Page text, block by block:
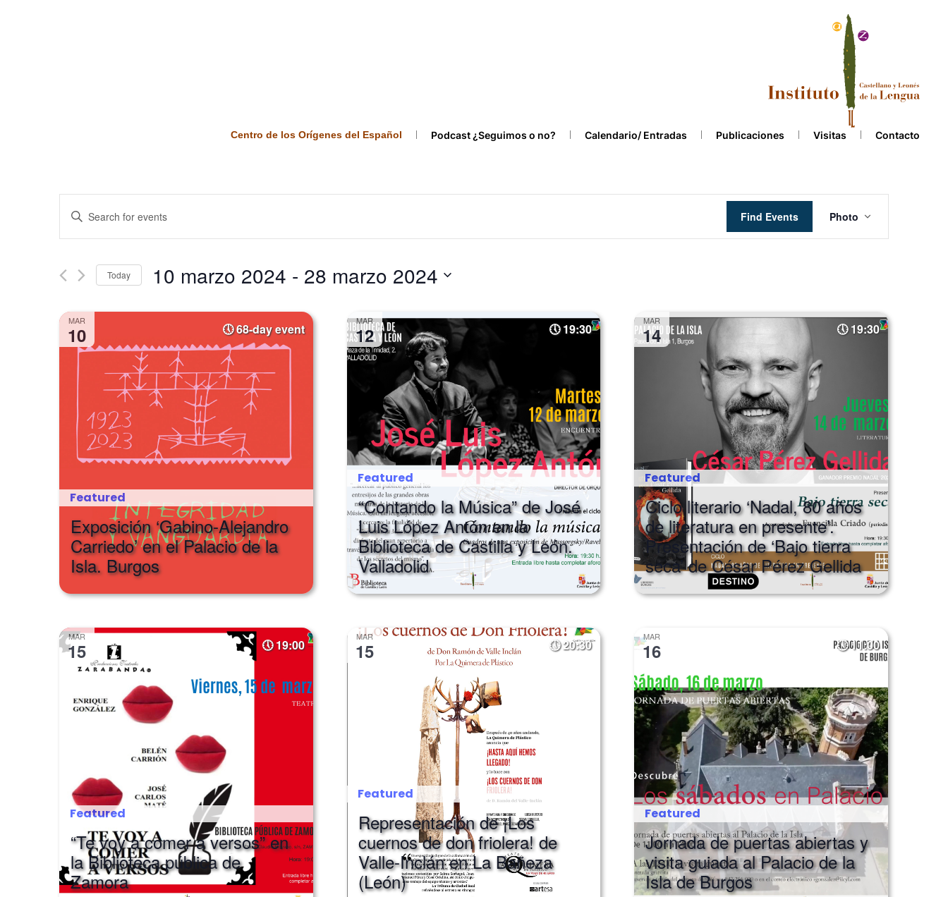
Centro de los Orígenes del Español Podcast ¿Seguimos o no? Calendario/ Entradas Publicaciones Visitas Contacto
Events
Search
and
Views
Navigation
Enter
Keyword.
Search
Events
Keyword.
Find Events
Views
Navigation
Photo
Today 10 marzo 2024 - 28 marzo 2024
date.
MAR
10 68-day event
Featured
Exposición ‘Gabino-Alejandro
Carriedo’ en el Palacio de la
Isla. Burgos
MAR
12 19:30
Featured
“Contando la Música” de José
Luis López Antón en la
Biblioteca de Castilla y León.
Valladolid
MAR
14 19:30
Featured
Ciclo literario ‘Nadal, 80 años
de literatura en presente’.
Presentación de ‘Bajo tierra
seca’ de César Pérez Gellida
MAR
15 19:00
Featured
“Te voy a comer a versos” en
la Biblioteca pública de
Zamora
MAR
15 20:30
Featured
Representación de ¡Los
cuernos de don friolera! de
Valle-Inclán en La Bañeza
(León)
MAR
16 11:00
Featured
Jornada de puertas abiertas y
visita guiada al Palacio de la
Isla de Burgos